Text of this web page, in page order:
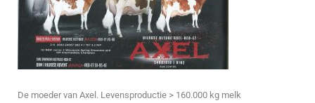
De moeder van Axel. Levensproductie > 160.000 kg melk